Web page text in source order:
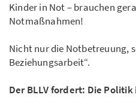
Kinder in Not – brauchen
Notmaßnahmen!
Nicht nur die Notbetreuung,
Beziehungsarbeit“.
Der BLLV fordert: Die